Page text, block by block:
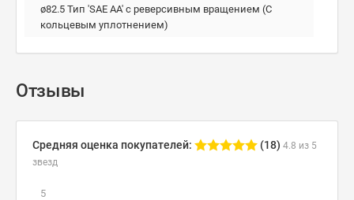
ø82.5 Тип 'SAE AA' с реверсивным вращением (С
кольцевым уплотнением)
Отзывы
Средняя оценка покупателей: (18) 4.8 из 5
звезд
5